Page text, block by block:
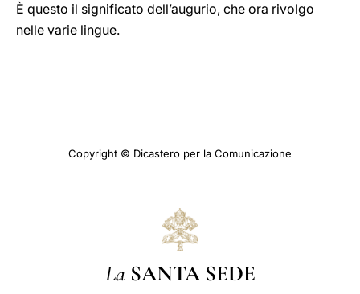
È questo il significato dell’augurio, che ora rivolgo
nelle varie lingue.
Copyright © Dicastero per la Comunicazione
La SANTA SEDE